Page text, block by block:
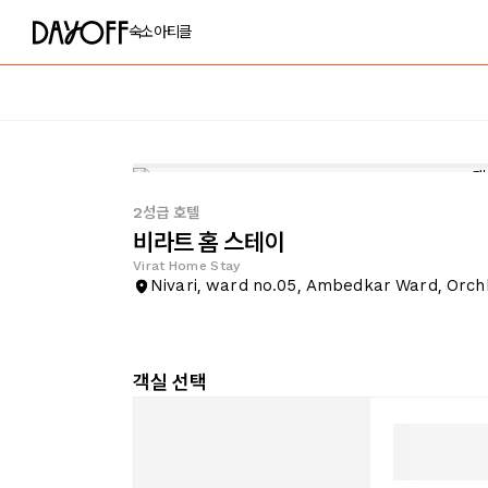
숙소아티클
2성급 호텔
비라트 홈 스테이
Virat Home Stay
Nivari, ward no.05, Ambedkar Ward,
객실 선택